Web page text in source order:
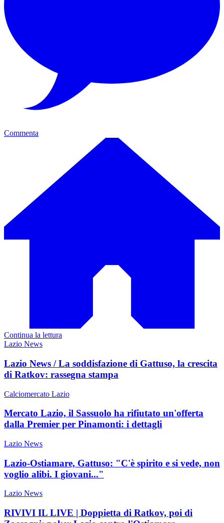
Commenta
Continua la lettura
Lazio News
Lazio News / La soddisfazione di Gattuso, la crescita
di Ratkov: rassegna stampa
Calciomercato Lazio
Mercato Lazio, il Sassuolo ha rifiutato un'offerta
dalla Premier per Pinamonti: i dettagli
Lazio News
Lazio-Ostiamare, Gattuso: "C'è spirito e si vede, non
voglio alibi. I giovani..."
Lazio News
RIVIVI IL LIVE | Doppietta di Ratkov, poi di